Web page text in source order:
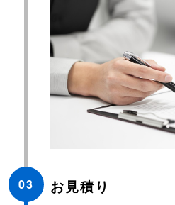
03 お見積り